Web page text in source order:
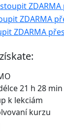
ZDARMA
ZDARMA
21 h 28 min
k lekciám
kurzu